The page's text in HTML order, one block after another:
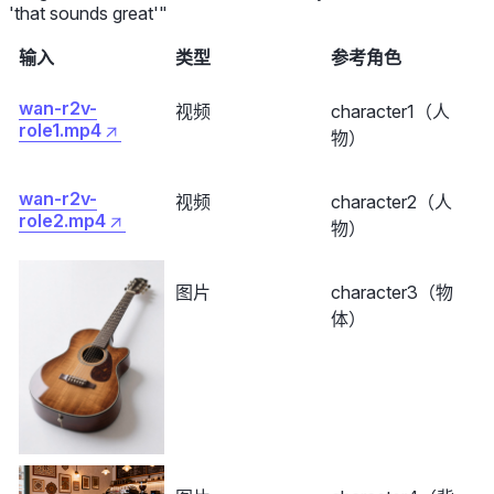
'that sounds great'"
输入
类型 参考角色
wan-r2v-
role1.mp4
视频
character1（人
物）
wan-r2v-
role2.mp4
视频
character2（人
物）
图片
character3（物
体）